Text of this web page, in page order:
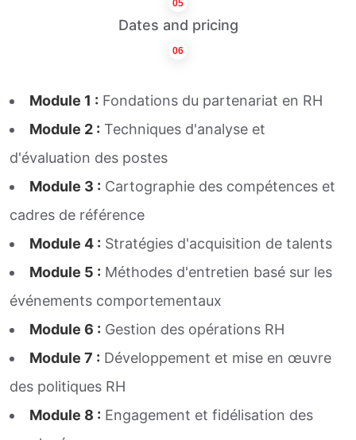
05
Dates and pricing
06
Module 1 : Fondations du partenariat en RH
Module 2 : Techniques d'analyse et
d'évaluation des postes
Module 3 : Cartographie des compétences et
cadres de référence
Module 4 : Stratégies d'acquisition de talents
Module 5 : Méthodes d'entretien basé sur les
événements comportementaux
Module 6 : Gestion des opérations RH
Module 7 : Développement et mise en œuvre
des politiques RH
Module 8 : Engagement et fidélisation des